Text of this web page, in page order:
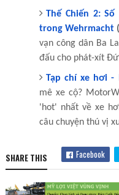
Thế Chiến 2:
trong Wehrmacht
vạn công dân Ba
đấu cho phát-xít
Tạp chí xe hơi -
mê xe cộ?
'hot' nhất về xe
câu chuyện thú vị
SHARE THIS Facebook